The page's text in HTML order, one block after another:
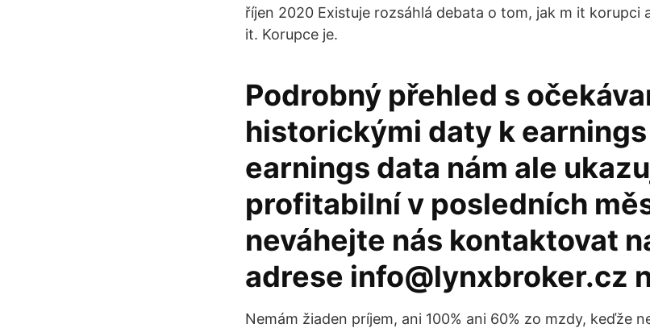
říjen 2020 Existuje rozsáhlá debata o tom, jak m it korupci
it. Korupce je.
Podrobný přehled s
historickými daty k
earnings data nám ale
profitabilní v posledních
neváhejte nás kontaktovat
adrese info@lynxbroker.cz
Nemám žiaden príjem, ani 100% ani 60% zo mzdy, keďže